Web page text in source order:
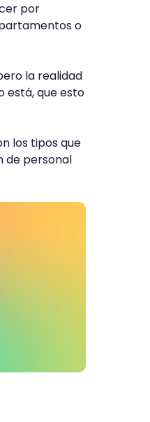
por
o
la realidad
está, que esto
los tipos que
de personal